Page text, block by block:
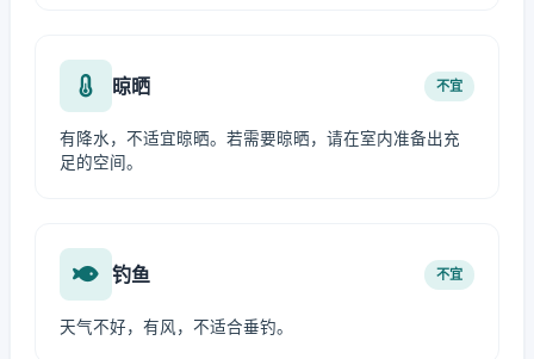
晾晒 不宜
有降水，不适宜晾晒。若需要晾晒，请在室内准备出充
足的空间。
钓鱼 不宜
天气不好，有风，不适合垂钓。